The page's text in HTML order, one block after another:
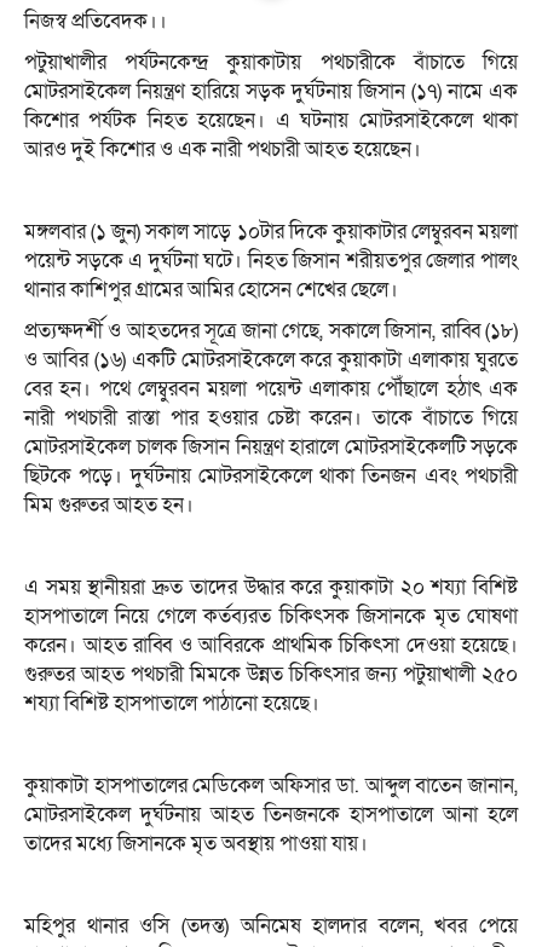
নিজস্ব প্রতিবেদক।।
পটুয়াখালীর পর্যটনকেন্দ্র কুয়াকাটায় পথচারীকে বাঁচাতে গিয়ে
মোটরসাইকেল নিয়ন্ত্রণ হারিয়ে সড়ক দুর্ঘটনায় জিসান (১৭) নামে এক
কিশোর পর্যটক নিহত হয়েছেন। এ ঘটনায় মোটরসাইকেলে থাকা
আরও দুই কিশোর ও এক নারী পথচারী আহত হয়েছেন।
মঙ্গলবার (১ জুন) সকাল সাড়ে ১০টার দিকে কুয়াকাটার লেম্বুরবন ময়লা
পয়েন্ট সড়কে এ দুর্ঘটনা ঘটে। নিহত জিসান শরীয়তপুর জেলার পালং
থানার কাশিপুর গ্রামের আমির হোসেন শেখের ছেলে।
প্রত্যক্ষদর্শী ও আহতদের সূত্রে জানা গেছে, সকালে জিসান, রাব্বি (১৮)
ও আবির (১৬) একটি মোটরসাইকেলে করে কুয়াকাটা এলাকায় ঘুরতে
বের হন। পথে লেম্বুরবন ময়লা পয়েন্ট এলাকায় পৌঁছালে হঠাৎ এক
নারী পথচারী রাস্তা পার হওয়ার চেষ্টা করেন। তাকে বাঁচাতে গিয়ে
মোটরসাইকেল চালক জিসান নিয়ন্ত্রণ হারালে মোটরসাইকেলটি সড়কে
ছিটকে পড়ে। দুর্ঘটনায় মোটরসাইকেলে থাকা তিনজন এবং পথচারী
মিম গুরুতর আহত হন।
এ সময় স্থানীয়রা দ্রুত তাদের উদ্ধার করে কুয়াকাটা ২০ শয্যা বিশিষ্ট
হাসপাতালে নিয়ে গেলে কর্তব্যরত চিকিৎসক জিসানকে মৃত ঘোষণা
করেন। আহত রাব্বি ও আবিরকে প্রাথমিক চিকিৎসা দেওয়া হয়েছে।
গুরুতর আহত পথচারী মিমকে উন্নত চিকিৎসার জন্য পটুয়াখালী ২৫০
শয্যা বিশিষ্ট হাসপাতালে পাঠানো হয়েছে।
কুয়াকাটা হাসপাতালের মেডিকেল অফিসার ডা. আব্দুল বাতেন জানান,
মোটরসাইকেল দুর্ঘটনায় আহত তিনজনকে হাসপাতালে আনা হলে
তাদের মধ্যে জিসানকে মৃত অবস্থায় পাওয়া যায়।
মহিপুর থানার ওসি (তদন্ত) অনিমেষ হালদার বলেন, খবর পেয়ে